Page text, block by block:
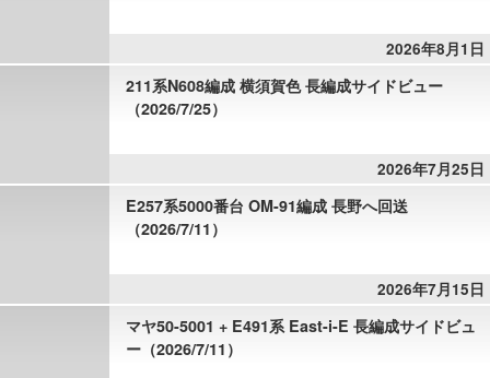
2026年8月1日
211系N608編成 横須賀色 長編成サイドビュー
（2026/7/25）
2026年7月25日
E257系5000番台 OM-91編成 長野へ回送
（2026/7/11）
2026年7月15日
マヤ50-5001 + E491系 East-i-E 長編成サイドビュ
ー（2026/7/11）